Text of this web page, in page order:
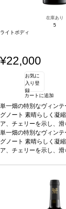
在庫あり
5
ライトボディ
¥22,000
お気に
入り登
録
カートに追加
単一畑の特別なヴィン
グノート 素晴らしく凝
ア、チェリーを示し、
ニンが感じられる。ス
種サンジョヴェーゼ
単一畑の特別なヴィン
グノート 素晴らしく凝
ア、チェリーを示し、